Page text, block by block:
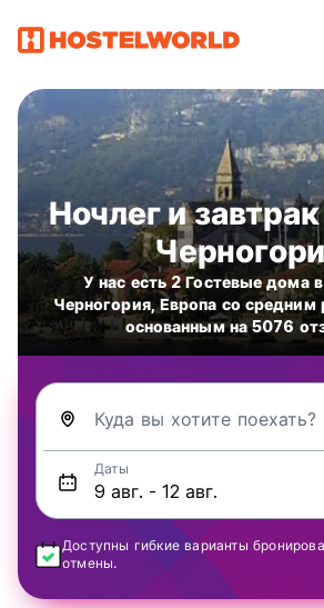
Ночлег и
У нас есть 2 Гостевые дома
Черногория, Европа со средним
основанным на 5076
Куда вы хотите поехать?
Даты
Доступны гибкие варианты
отмены.